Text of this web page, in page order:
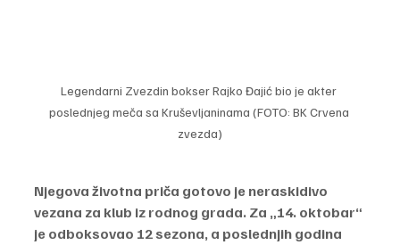
Legendarni Zvezdin bokser Rajko Đajić bio je akter
poslednjeg meča sa Kruševljaninama (FOTO: BK Crvena
zvezda)
Njegova životna priča gotovo je neraskidivo
vezana za klub iz rodnog grada. Za „14. oktobar“
je odboksovao 12 sezona, a poslednjih godina